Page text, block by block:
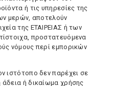
ή τις υπηρεσίες της
μερών, αποτελούν
της ΕΤΑΙΡΕΙΑΣ ή των
προστατευόμενα
νόμους περί εμπορικών
ιστότοπο δεν παρέχει σε
ή δικαίωμα χρήσης